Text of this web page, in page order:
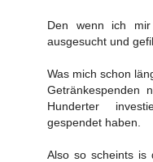
Den wenn ich
ausgesucht und
Was mich schon
Getränkespenden
Hunderter
gespendet haben.
Also so scheints is